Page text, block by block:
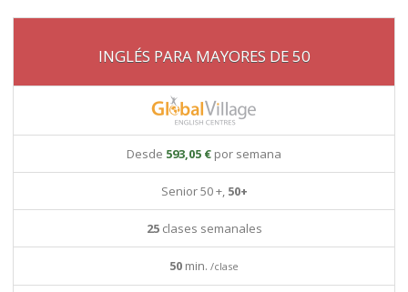
INGLÉS PARA MAYORES DE 50
Desde 593,05 € por semana
Senior 50 +, 50+
25clases semanales
50 min. /clase